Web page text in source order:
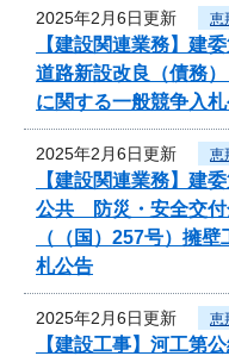
2025年2月6日更新 恵
【建設関連業務】建
道路新設改良（債務
に関する一般競争入
2025年2月6日更新 恵
【建設関連業務】建
公共 防災・安全交付
（（国）257号）擁
札公告
2025年2月6日更新 恵
【建設工事】河工第